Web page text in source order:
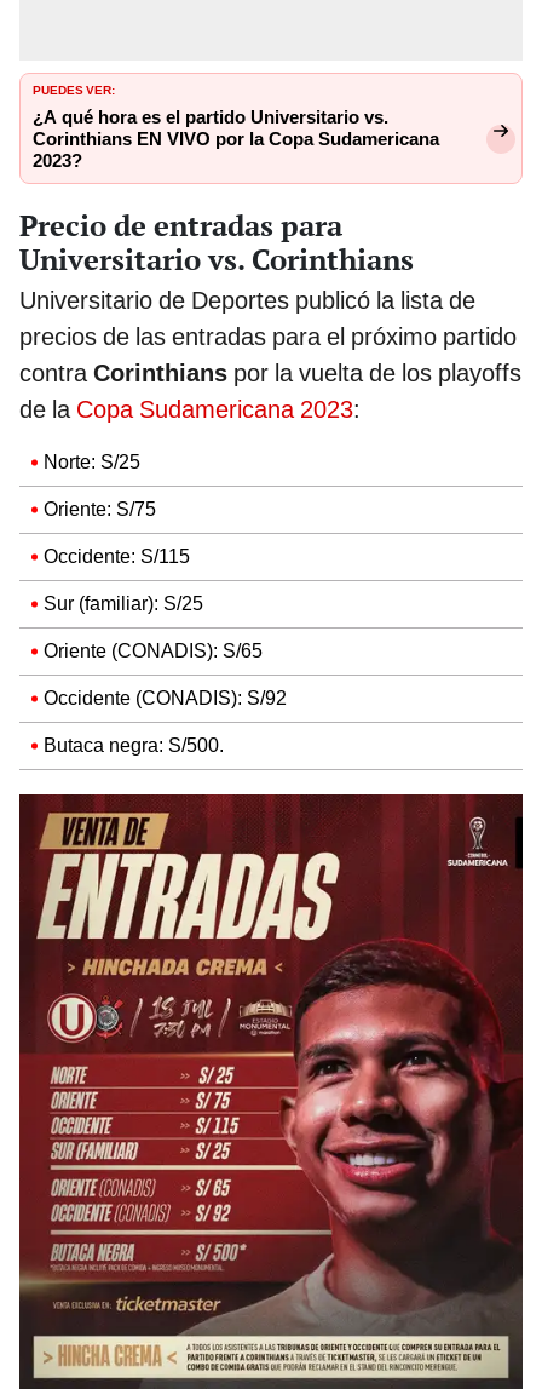
PUEDES VER:
¿A qué hora es el partido Universitario vs.
Corinthians EN VIVO por la Copa Sudamericana
2023?
Precio de entradas para
Universitario vs. Corinthians
Universitario de Deportes publicó la lista de
precios de las entradas para el próximo partido
contraCorinthians por la vuelta de los playoffs
de la Copa Sudamericana 2023:
Norte: S/25
Oriente: S/75
Occidente: S/115
Sur (familiar): S/25
Oriente (CONADIS): S/65
Occidente (CONADIS): S/92
Butaca negra: S/500.